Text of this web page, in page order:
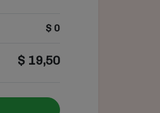
$ 0
$ 19,50